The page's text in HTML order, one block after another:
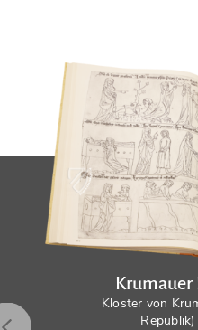
Krumauer
Kloster von